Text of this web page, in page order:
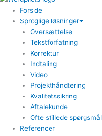
Forside
Sproglige løsninger
Oversættelse
Tekstforfatning
Korrektur
Indtaling
Video
Projekthåndtering
Kvalitetssikring
Aftalekunde
Ofte stillede spørgsmål
Referencer